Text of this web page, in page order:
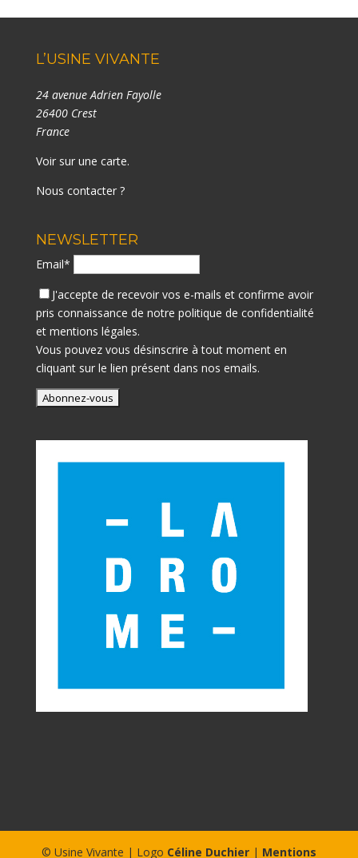
L’USINE VIVANTE
24 avenue Adrien Fayolle
26400 Crest
France
Voir sur une carte.
Nous contacter ?
NEWSLETTER
Email*
J'accepte de recevoir vos e-mails et confirme avoir
pris connaissance de notre politique de confidentialité
et mentions légales.
Vous pouvez vous désinscrire à tout moment en
cliquant sur le lien présent dans nos emails.
© Usine Vivante | Logo Céline Duchier| Mentions